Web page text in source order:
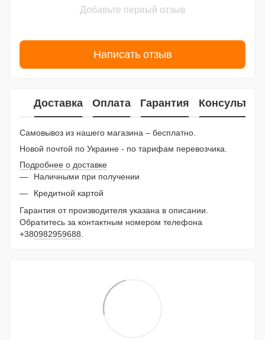
Добавьте первый отзыв
Написать отзыв
Доставка Оплата Гарантия
Самовывоз из нашего магазина – бесплатно.
Новой почтой по Украине - по тарифам перевозчика.
Подробнее о доставке
Наличными при получении
Кредитной картой
Гарантия от производителя указана в описании.
Обратитесь за контактным номером телефона
+380982959688